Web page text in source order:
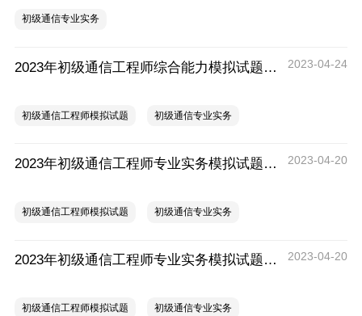
初级通信专业实务
2023年初级通信工程师综合能力模拟试题26-30 2023-04-24
初级通信工程师模拟试题 初级通信专业实务
2023年初级通信工程师专业实务模拟试题（六） 2023-04-20
初级通信工程师模拟试题 初级通信专业实务
2023年初级通信工程师专业实务模拟试题（五） 2023-04-20
初级通信工程师模拟试题 初级通信专业实务